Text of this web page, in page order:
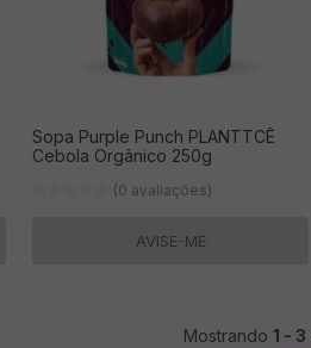
Sopa Purple Punch PLANTTCÊ
Cebola Orgânico 250g
(0 avaliações)
AVISE-ME
Mostrando 1 - 3